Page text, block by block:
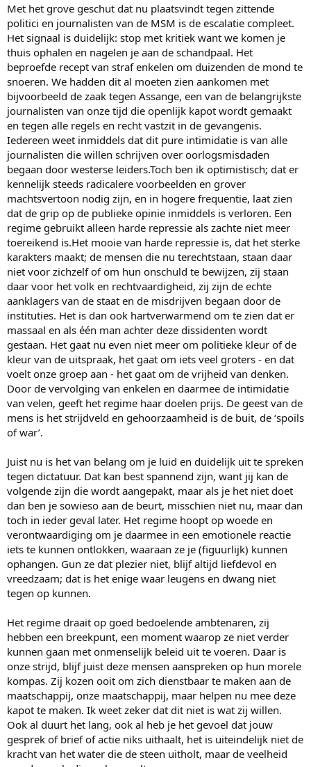
Met het grove geschut dat nu plaatsvindt tegen zittende
politici en journalisten van de MSM is de escalatie compleet.
Het signaal is duidelijk: stop met kritiek want we komen je
thuis ophalen en nagelen je aan de schandpaal. Het
beproefde recept van straf enkelen om duizenden de mond te
snoeren. We hadden dit al moeten zien aankomen met
bijvoorbeeld de zaak tegen Assange, een van de belangrijkste
journalisten van onze tijd die openlijk kapot wordt gemaakt
en tegen alle regels en recht vastzit in de gevangenis.
Iedereen weet inmiddels dat dit pure intimidatie is van alle
journalisten die willen schrijven over oorlogsmisdaden
begaan door westerse leiders.Toch ben ik optimistisch; dat er
kennelijk steeds radicalere voorbeelden en grover
machtsvertoon nodig zijn, en in hogere frequentie, laat zien
dat de grip op de publieke opinie inmiddels is verloren. Een
regime gebruikt alleen harde repressie als zachte niet meer
toereikend is.Het mooie van harde repressie is, dat het sterke
karakters maakt; de mensen die nu terechtstaan, staan daar
niet voor zichzelf of om hun onschuld te bewijzen, zij staan
daar voor het volk en rechtvaardigheid, zij zijn de echte
aanklagers van de staat en de misdrijven begaan door de
instituties. Het is dan ook hartverwarmend om te zien dat er
massaal en als één man achter deze dissidenten wordt
gestaan. Het gaat nu even niet meer om politieke kleur of de
kleur van de uitspraak, het gaat om iets veel groters - en dat
voelt onze groep aan - het gaat om de vrijheid van denken.
Door de vervolging van enkelen en daarmee de intimidatie
van velen, geeft het regime haar doelen prijs. De geest van de
mens is het strijdveld en gehoorzaamheid is de buit, de ‘spoils
of war’.
Juist nu is het van belang om je luid en duidelijk uit te spreken
tegen dictatuur. Dat kan best spannend zijn, want jij kan de
volgende zijn die wordt aangepakt, maar als je het niet doet
dan ben je sowieso aan de beurt, misschien niet nu, maar dan
toch in ieder geval later. Het regime hoopt op woede en
verontwaardiging om je daarmee in een emotionele reactie
iets te kunnen ontlokken, waaraan ze je (figuurlijk) kunnen
ophangen. Gun ze dat plezier niet, blijf altijd liefdevol en
vreedzaam; dat is het enige waar leugens en dwang niet
tegen op kunnen.
Het regime draait op goed bedoelende ambtenaren, zij
hebben een breekpunt, een moment waarop ze niet verder
kunnen gaan met onmenselijk beleid uit te voeren. Daar is
onze strijd, blijf juist deze mensen aanspreken op hun morele
kompas. Zij kozen ooit om zich dienstbaar te maken aan de
maatschappij, onze maatschappij, maar helpen nu mee deze
kapot te maken. Ik weet zeker dat dit niet is wat zij willen.
Ook al duurt het lang, ook al heb je het gevoel dat jouw
gesprek of brief of actie niks uithaalt, het is uiteindelijk niet de
kracht van het water die de steen uitholt, maar de veelheid